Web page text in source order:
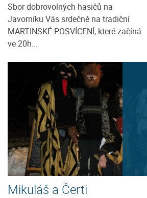
Sbor dobrovolných hasičů na
Javorníku Vás srdečně na tradiční
MARTINSKÉ POSVÍCENÍ, které začíná
ve 20h...
Mikuláš a Čerti